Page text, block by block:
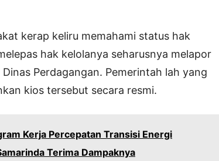
kerap keliru memahami status hak
hak kelolanya seharusnya melapor
Perdagangan. Pemerintah lah yang
kios tersebut secara resmi.
Kerja Percepatan Transisi Energi
Terima Dampaknya